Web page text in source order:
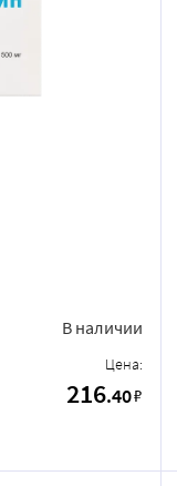
В наличии
Цена:
216.40₽